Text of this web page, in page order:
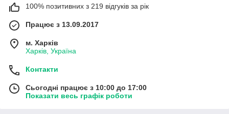
100% позитивних з 219 відгуків за рік
Працює з 13.09.2017
м. Харків
Харків, Україна
Контакти
Сьогодні працює з 10:00 до 17:00
Показати весь графік роботи